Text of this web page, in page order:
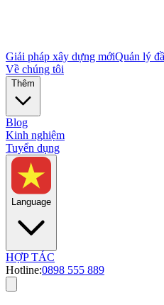
Giải pháp xây dựng mớiQuản lý
Về chúng tôi
Thêm
Blog
Kinh nghiệm
Tuyển dụng
Language
HỢP TÁC
Hotline:0898 555 889